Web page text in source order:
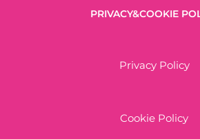
PRIVACY&COOKIE
Privacy Policy
Cookie Policy